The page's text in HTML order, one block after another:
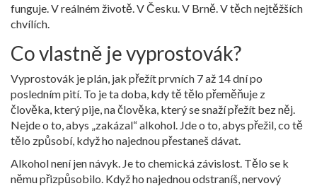
funguje. V reálném životě. V Česku. V Brně. V těch nejtěžších
chvílích.
Co vlastně je vyprostovák?
Vyprostovák je plán, jak přežít prvních 7 až 14 dní po
posledním pití. To je ta doba, kdy tě tělo přeměňuje z
člověka, který pije, na člověka, který se snaží přežít bez něj.
Nejde o to, abys „zakázal“ alkohol. Jde o to, abys přežil, co tě
tělo způsobí, když ho najednou přestaneš dávat.
Alkohol není jen návyk. Je to chemická závislost. Tělo se k
němu přizpůsobilo. Když ho najednou odstraníš, nervový